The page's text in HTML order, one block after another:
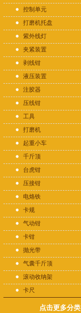
控制单元
打磨机托盘
紫外线灯
夹紧装置
剥线钳
液压装置
注胶器
压线钳
工具
打磨机
起重小车
千斤顶
台虎钳
压接钳
电烙铁
卡规
气动钳
卡钳
抛光带
气囊千斤顶
滚动收纳架
卡尺
点击更多分类